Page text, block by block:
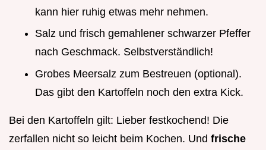
kann hier ruhig etwas mehr nehmen.
Salz und frisch gemahlener schwarzer Pfeffer
nach Geschmack. Selbstverständlich!
Grobes Meersalz zum Bestreuen (optional).
Das gibt den Kartoffeln noch den extra Kick.
Bei den Kartoffeln gilt: Lieber festkochend! Die
zerfallen nicht so leicht beim Kochen. Und frische